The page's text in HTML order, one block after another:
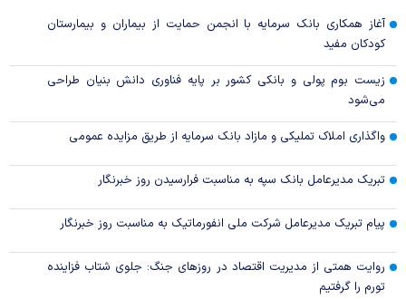
آغاز همکاری بانک سرمایه با انجمن حمایت از بیماران و بیمارستان
کودکان مفید
زیست بوم پولی و بانکی کشور بر پایه فناوری دانش بنیان طراحی
می‌شود
واگذاری املاک تملیکی و مازاد بانک سرمایه از طریق مزایده عمومی
تبریک مدیرعامل بانک سپه به مناسبت فرارسیدن روز خبرنگار
پیام تبریک مدیرعامل شرکت ملی انفورماتیک به مناسبت روز خبرنگار
روایت همتی از مدیریت اقتصاد در روزهای جنگ: جلوی شتاب فزاینده
تورم را گرفتیم